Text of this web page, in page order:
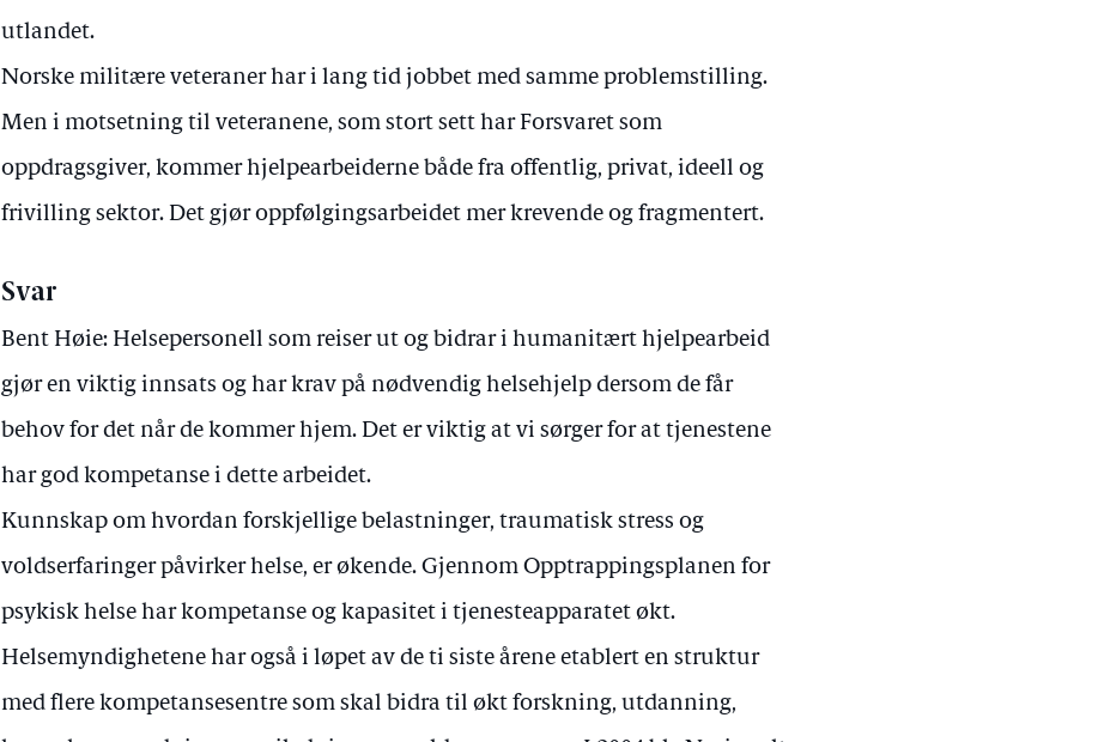
utlandet.
Norske militære veteraner har i lang tid jobbet med samme problemstilling.
Men i motsetning til veteranene, som stort sett har Forsvaret som
oppdragsgiver, kommer hjelpearbeiderne både fra offentlig, privat, ideell og
frivilling sektor. Det gjør oppfølgingsarbeidet mer krevende og fragmentert.
Svar
Bent Høie: Helsepersonell som reiser ut og bidrar i humanitært hjelpearbeid
gjør en viktig innsats og har krav på nødvendig helsehjelp dersom de får
behov for det når de kommer hjem. Det er viktig at vi sørger for at tjenestene
har god kompetanse i dette arbeidet.
Kunnskap om hvordan forskjellige belastninger, traumatisk stress og
voldserfaringer påvirker helse, er økende. Gjennom Opptrappingsplanen for
psykisk helse har kompetanse og kapasitet i tjenesteapparatet økt.
Helsemyndighetene har også i løpet av de ti siste årene etablert en struktur
med flere kompetansesentre som skal bidra til økt forskning, utdanning,